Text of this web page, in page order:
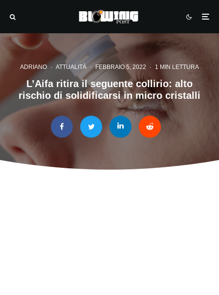
ADRIANO · ATTUALITÀ · FEBBRAIO 5, 2022 · 1 MIN LETTURA
L’Aifa ritira il seguente collirio: alto
rischio di solidificarsi in micro cristalli